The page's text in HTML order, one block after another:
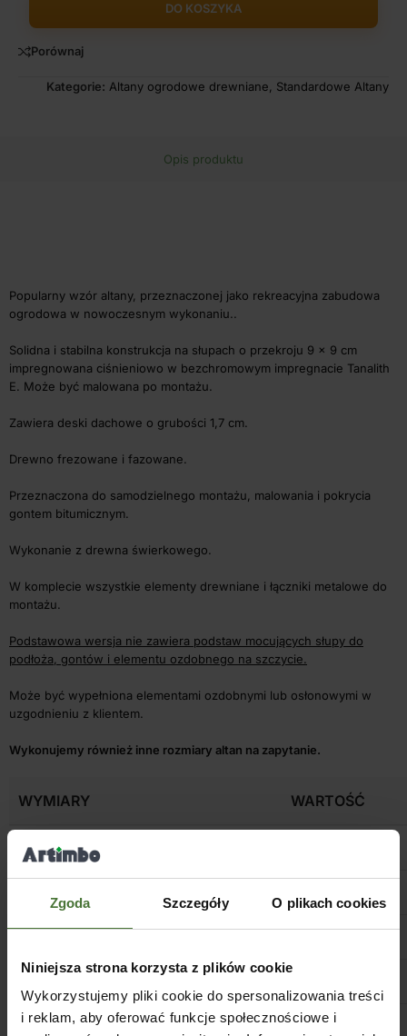
Zgoda Szczegóły O plikach cookies
Niniejsza strona korzysta z plików cookie
Wykorzystujemy pliki cookie do spersonalizowania treści
i reklam, aby oferować funkcje społecznościowe i
DO KOSZYKA
Porównaj
Kategorie: Altany ogrodowe drewniane Standardowe Altany
Opis produktu
Popularny wzór altany, przeznaczonej jako rekreacyjna zabudowa
ogrodowa w nowoczesnym wykonaniu..
Solidna i stabilna konstrukcja na słupach o przekroju 9 x 9 cm
impregnowana ciśnieniowo w bezchromowym impregnacie Tanalith
E. Może być malowana po montażu.
Zawiera deski dachowe o grubości 1,7 cm.
Drewno frezowane i fazowane.
Przeznaczona do samodzielnego montażu, malowania i pokrycia
gontem bitumicznym.
Wykonanie z drewna świerkowego.
W komplecie wszystkie elementy drewniane i łączniki metalowe do
montażu.
Podstawowa wersja nie zawiera podstaw mocujących słupy do
podłoża, gontów i elementu ozdobnego na szczycie.
Może być wypełniona elementami ozdobnymi lub osłonowymi w
uzgodnieniu z klientem.
Wykonujemy również inne rozmiary altan na zapytanie.
WYMIARY WARTOŚĆ
Przekrój słupów
Wysokość przejścia 200 cm